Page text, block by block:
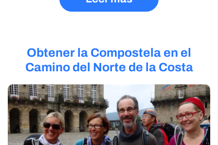
Obtener la Compostela en el
Camino del Norte de la Costa